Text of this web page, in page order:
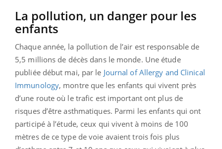
La pollution, un danger pour les
enfants
Chaque année, la pollution de l’air est responsable de
5,5 millions de décès dans le monde. Une étude
publiée début mai, par le Journal of Allergy and Clinical
Immunology, montre que les enfants qui vivent près
d’une route où le trafic est important ont plus de
risques d’être asthmatiques. Parmi les enfants qui ont
participé à l’étude, ceux qui vivent à moins de 100
mètres de ce type de voie avaient trois fois plus